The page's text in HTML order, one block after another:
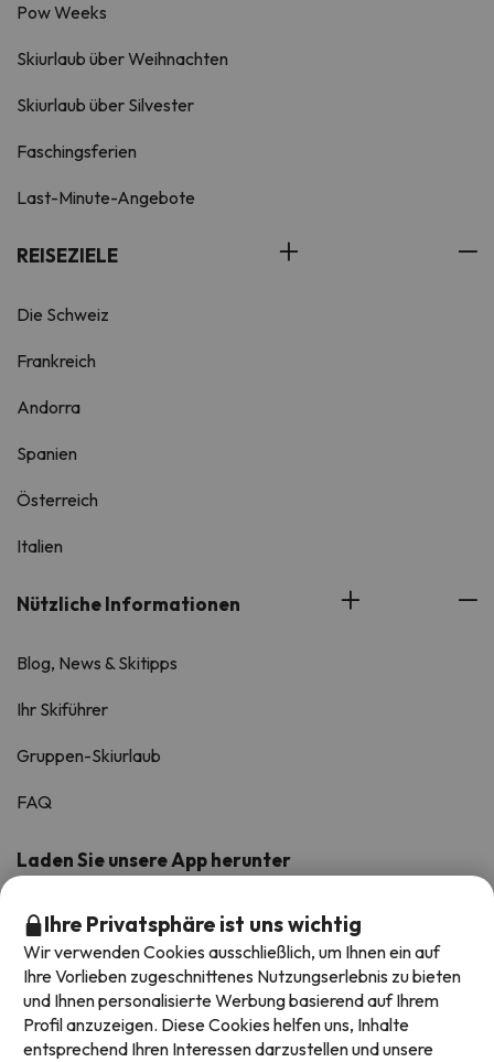
Pow Weeks
Skiurlaub über Weihnachten
Skiurlaub über Silvester
Faschingsferien
Last-Minute-Angebote
REISEZIELE
Die Schweiz
Frankreich
Andorra
Spanien
Österreich
Italien
Nützliche Informationen
Blog, News & Skitipps
Ihr Skiführer
Gruppen-Skiurlaub
FAQ
Laden Sie unsere App herunter
Ihre Privatsphäre ist uns wichtig
Wir verwenden Cookies ausschließlich, um Ihnen ein auf
Ihre Vorlieben zugeschnittenes Nutzungserlebnis zu bieten
und Ihnen personalisierte Werbung basierend auf Ihrem
Profil anzuzeigen. Diese Cookies helfen uns, Inhalte
entsprechend Ihren Interessen darzustellen und unsere